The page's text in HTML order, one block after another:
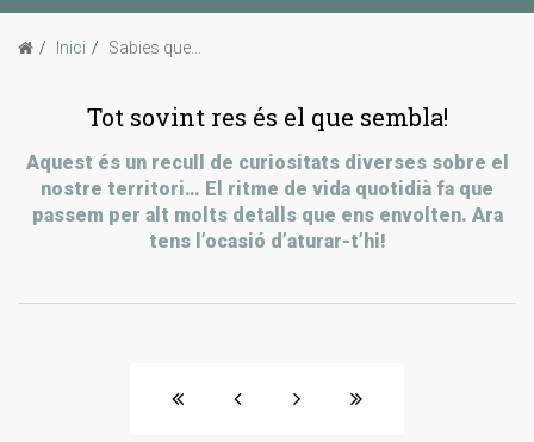
Inici Sabies que...
Tot sovint res és el que sembla!
Aquest és un recull de curiositats diverses sobre el
nostre territori… El ritme de vida quotidià fa que
passem per alt molts detalls que ens envolten. Ara
tens l’ocasió d’aturar-t’hi!
Passejades